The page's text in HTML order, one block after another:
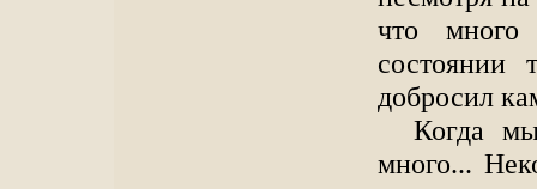
что
добросил
Когда
много...